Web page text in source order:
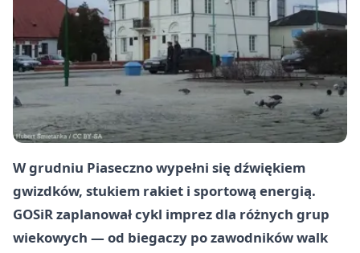
W grudniu Piaseczno wypełni się dźwiękiem
gwizdków, stukiem rakiet i sportową energią.
GOSiR zaplanował cykl imprez dla różnych grup
wiekowych — od biegaczy po zawodników walk